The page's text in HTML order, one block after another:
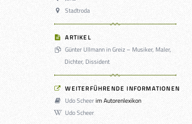
Stadtroda
ARTIKEL
Günter Ullmann in Greiz – Musiker, Maler,
Dichter, Dissident
WEITERFÜHRENDE INFORMATIONEN
Udo Scheerim Autorenlexikon
Udo Scheer